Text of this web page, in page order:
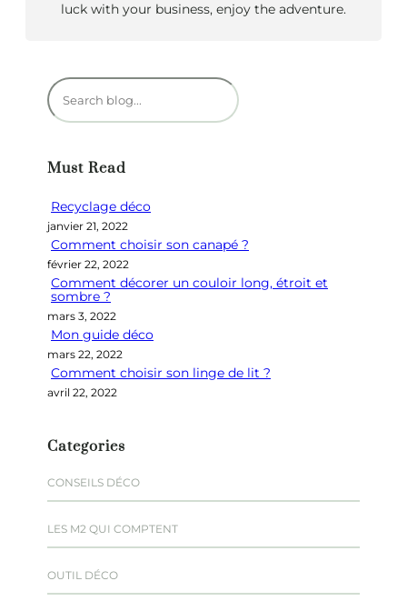
luck with your business, enjoy the adventure.
R
e
e
c
h
e
Must Read
Recyclage déco
janvier 21, 2022
Comment choisir son canapé ?
février 22, 2022
Comment décorer un couloir long, étroit et
sombre ?
mars 3, 2022
Mon guide déco
mars 22, 2022
Comment choisir son linge de lit ?
avril 22, 2022
Categories
CONSEILS DÉCO
LES M2 QUI COMPTENT
OUTIL DÉCO